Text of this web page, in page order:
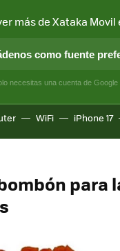
MÓVIL Y SOCIEDAD
WiFi iPhone 17
para
más de Xataka Movil
como fuente
necesitas una cuenta de Google